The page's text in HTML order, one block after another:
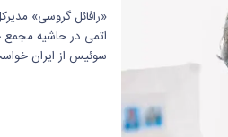
«رافائل گروسی»
اتمی در حاشیه مجمع
سوئیس از ایران